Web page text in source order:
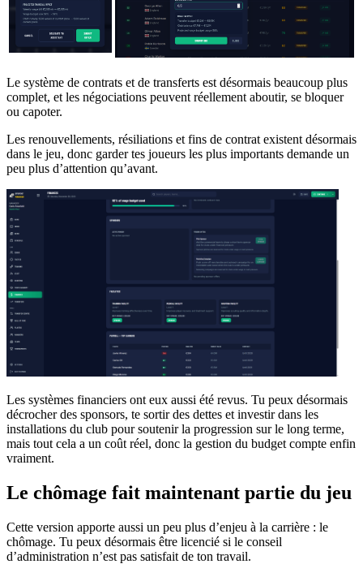
Le système de contrats et de transferts est désormais beaucoup plus
complet, et les négociations peuvent réellement aboutir, se bloquer
ou capoter.
Les renouvellements, résiliations et fins de contrat existent désormais
dans le jeu, donc garder tes joueurs les plus importants demande un
peu plus d’attention qu’avant.
Les systèmes financiers ont eux aussi été revus. Tu peux désormais
décrocher des sponsors, te sortir des dettes et investir dans les
installations du club pour soutenir la progression sur le long terme,
mais tout cela a un coût réel, donc la gestion du budget compte enfin
vraiment.
Le chômage fait maintenant partie du jeu
Cette version apporte aussi un peu plus d’enjeu à la carrière : le
chômage. Tu peux désormais être licencié si le conseil
d’administration n’est pas satisfait de ton travail.